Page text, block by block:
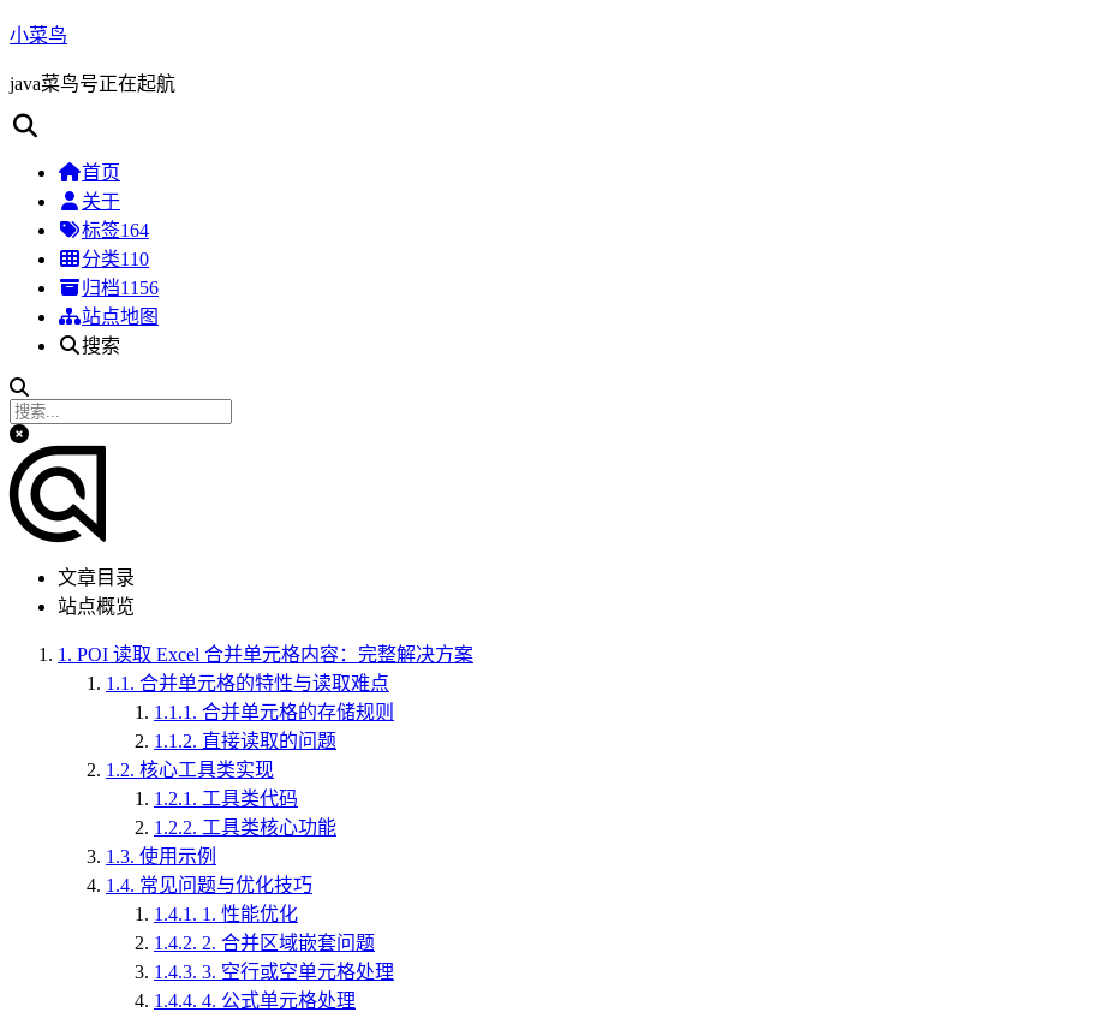
小菜鸟
java菜鸟号正在起航
首页
关于
标签164
分类110
归档1156
站点地图
搜索
文章目录
站点概览
1. POI 读取 Excel 合并单元格内容：完整解决方案
1.1. 合并单元格的特性与读取难点
1.1.1. 合并单元格的存储规则
1.1.2. 直接读取的问题
1.2. 核心工具类实现
1.2.1. 工具类代码
1.2.2. 工具类核心功能
1.3. 使用示例
1.4. 常见问题与优化技巧
1.4.1. 1. 性能优化
1.4.2. 2. 合并区域嵌套问题
1.4.3. 3. 空行或空单元格处理
1.4.4. 4. 公式单元格处理